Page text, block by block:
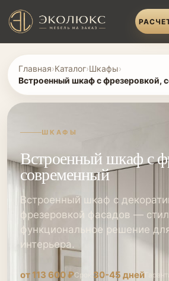
Главная›Каталог›Шкафы›
Встроенный шкаф с фрезеровкой,
ШКАФЫ
Встроенный шкаф с
современный
Встроенный шкаф с
фрезеровкой фасадов —
функциональное решение
интерьера.
от 113 600 ₽Срок: 30-45 дней